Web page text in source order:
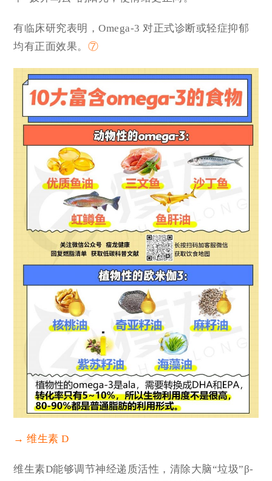
有临床研究表明，Omega-3 对正式诊断或轻症抑郁
均有正面效果。 ⑦
→ 维生素 D
维生素D能够调节神经递质活性，清除大脑“垃圾”β-